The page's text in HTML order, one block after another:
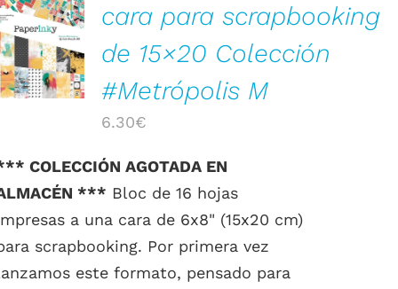
DETALLES
cara para scrapbooking
de 15×20 Colección
#Metrópolis M
6.30€
COLECCIÓN AGOTADA EN
*** Bloc de 16 hojas
a una cara de 6x8" (15x20 cm)
scrapbooking. Por primera vez
este formato, pensado para